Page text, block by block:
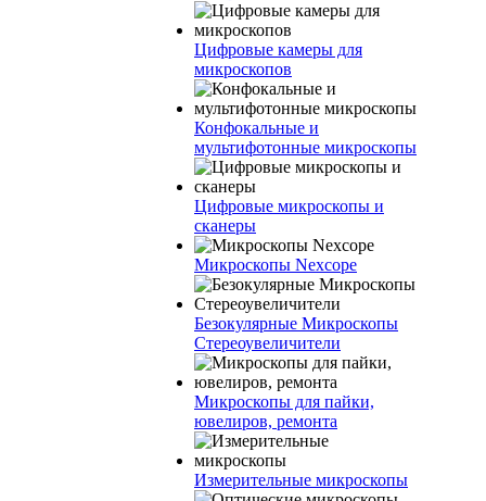
Цифровые камеры для
микроскопов
Конфокальные и
мультифотонные микроскопы
Цифровые микроскопы и
сканеры
Микроскопы Nexcope
Безокулярные Микроскопы
Стереоувеличители
Микроскопы для пайки,
ювелиров, ремонта
Измерительные микроскопы